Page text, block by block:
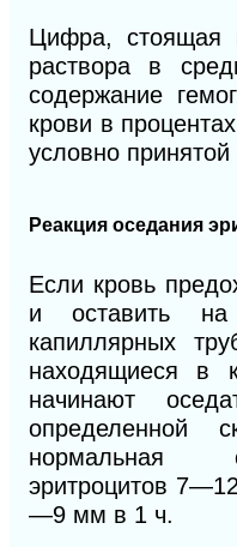
Цифра, стоящая
раствора в
содержание
крови в
условно принятой
Реакция оседания
Если кровь
и оставить
капиллярных
находящиеся в
начинают
определенной
нормальная
эритроцитов
—9 мм в 1 ч.